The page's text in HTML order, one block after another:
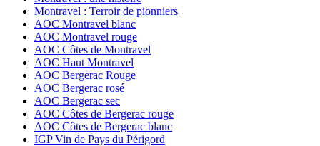
Montravel : Terroir de pionniers
AOC Montravel blanc
AOC Montravel rouge
AOC Côtes de Montravel
AOC Haut Montravel
AOC Bergerac Rouge
AOC Bergerac rosé
AOC Bergerac sec
AOC Côtes de Bergerac rouge
AOC Côtes de Bergerac blanc
IGP Vin de Pays du Périgord